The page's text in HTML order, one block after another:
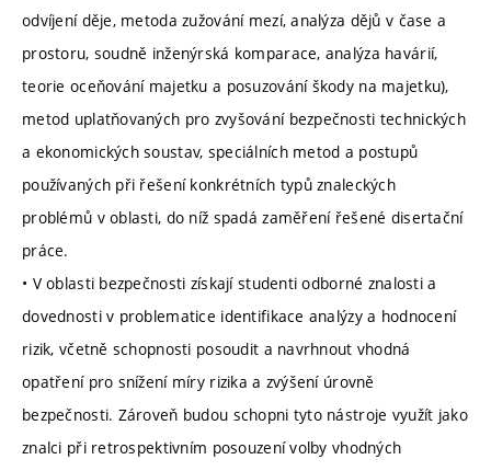
odvíjení děje, metoda zužování mezí, analýza dějů v čase a
prostoru, soudně inženýrská komparace, analýza havárií,
teorie oceňování majetku a posuzování škody na majetku),
metod uplatňovaných pro zvyšování bezpečnosti technických
a ekonomických soustav, speciálních metod a postupů
používaných při řešení konkrétních typů znaleckých
problémů v oblasti, do níž spadá zaměření řešené disertační
práce.
• V oblasti bezpečnosti získají studenti odborné znalosti a
dovednosti v problematice identifikace analýzy a hodnocení
rizik, včetně schopnosti posoudit a navrhnout vhodná
opatření pro snížení míry rizika a zvýšení úrovně
bezpečnosti. Zároveň budou schopni tyto nástroje využít jako
znalci při retrospektivním posouzení volby vhodných